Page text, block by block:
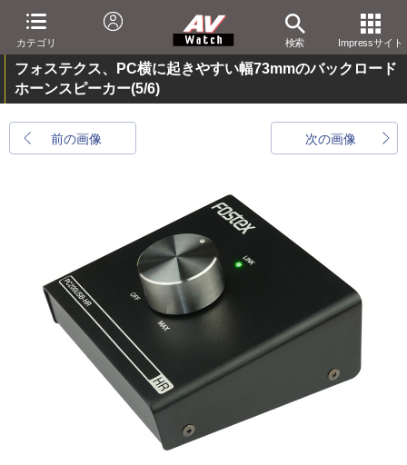
カテゴリ 検索 Impressサイト
フォステクス、PC横に起きやすい幅73mmのバックロード
ホーンスピーカー(5/6)
前の画像 次の画像